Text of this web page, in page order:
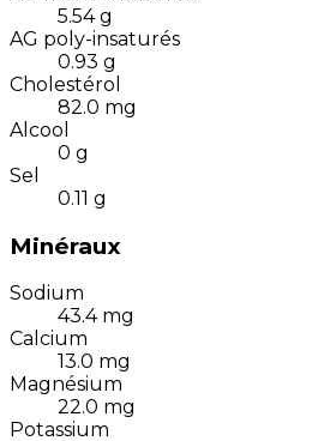
5.54 g
AG poly-insaturés
0.93 g
Cholestérol
82.0 mg
Alcool
0 g
Sel
0.11 g
Minéraux
Sodium
43.4 mg
Calcium
13.0 mg
Magnésium
22.0 mg
Potassium